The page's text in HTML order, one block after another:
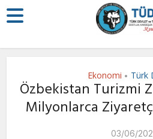
Ekonomi • Türk
Özbekistan Turizmi
Milyonlarca
03/06/